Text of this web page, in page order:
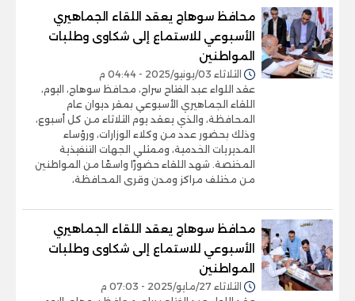
محافظ سوهاج يعقد اللقاء الجماهيري
الأسبوعي للاستماع إلى شكاوى وطلبات
المواطنين
الثلاثاء 03/يونيو/2025 - 04:44 م
عقد اللواء عبد الفتاح سراج، محافظ سوهاج، اليوم،
اللقاء الجماهيري الأسبوعي بمقر ديوان عام
المحافظة، والذي يعقد يوم الثلاثاء من كل أسبوع،
وذلك بحضور عدد من وكلاء الوزارات، ورؤساء
المديريات الخدمية، وممثلي الجهات التنفيذية
المختصة. شهد اللقاء حضورًا واسعًا من المواطنين
من مختلف مراكز ومدن وقرى المحافظة،
محافظ سوهاج يعقد اللقاء الجماهيري
الأسبوعي للاستماع إلى شكاوى وطلبات
المواطنين
الثلاثاء 27/مايو/2025 - 07:03 م